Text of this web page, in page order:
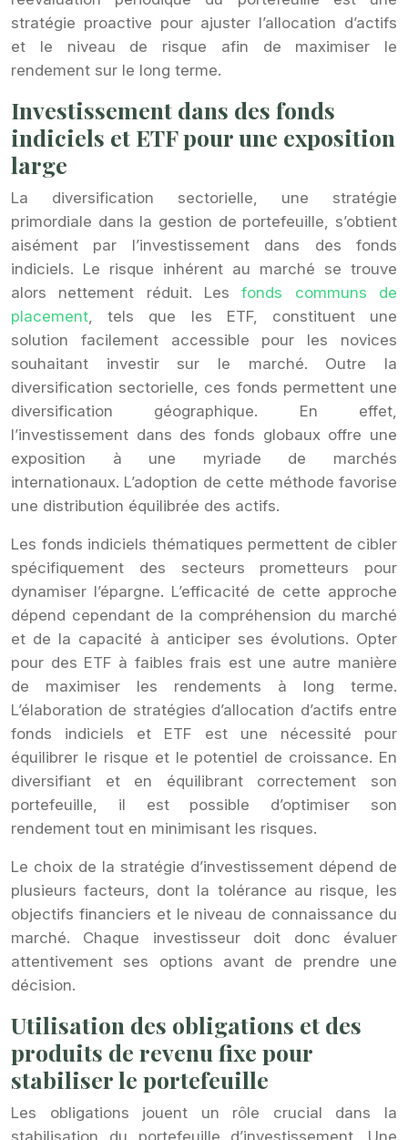
stratégie proactive pour ajuster l’allocation d’actifs
et le niveau de risque afin de maximiser le
rendement sur le long terme.
Investissement dans des fonds
indiciels et ETF pour une exposition
large
La diversification sectorielle, une stratégie
primordiale dans la gestion de portefeuille, s’obtient
aisément par l’investissement dans des fonds
indiciels. Le risque inhérent au marché se trouve
alors nettement réduit. Lesfonds communs de
placement , tels que les ETF, constituent une
solution facilement accessible pour les novices
souhaitant investir sur le marché. Outre la
diversification sectorielle, ces fonds permettent une
diversification géographique. En effet,
l’investissement dans des fonds globaux offre une
exposition à une myriade de marchés
internationaux. L’adoption de cette méthode favorise
une distribution équilibrée des actifs.
Les fonds indiciels thématiques permettent de cibler
spécifiquement des secteurs prometteurs pour
dynamiser l’épargne. L’efficacité de cette approche
dépend cependant de la compréhension du marché
et de la capacité à anticiper ses évolutions. Opter
pour des ETF à faibles frais est une autre manière
de maximiser les rendements à long terme.
L’élaboration de stratégies d’allocation d’actifs entre
fonds indiciels et ETF est une nécessité pour
équilibrer le risque et le potentiel de croissance. En
diversifiant et en équilibrant correctement son
portefeuille, il est possible d’optimiser son
rendement tout en minimisant les risques.
Le choix de la stratégie d’investissement dépend de
plusieurs facteurs, dont la tolérance au risque, les
objectifs financiers et le niveau de connaissance du
marché. Chaque investisseur doit donc évaluer
attentivement ses options avant de prendre une
décision.
Utilisation des obligations et des
produits de revenu fixe pour
stabiliser le portefeuille
Les obligations jouent un rôle crucial dans la
stabilisation du portefeuille d’investissement. Une